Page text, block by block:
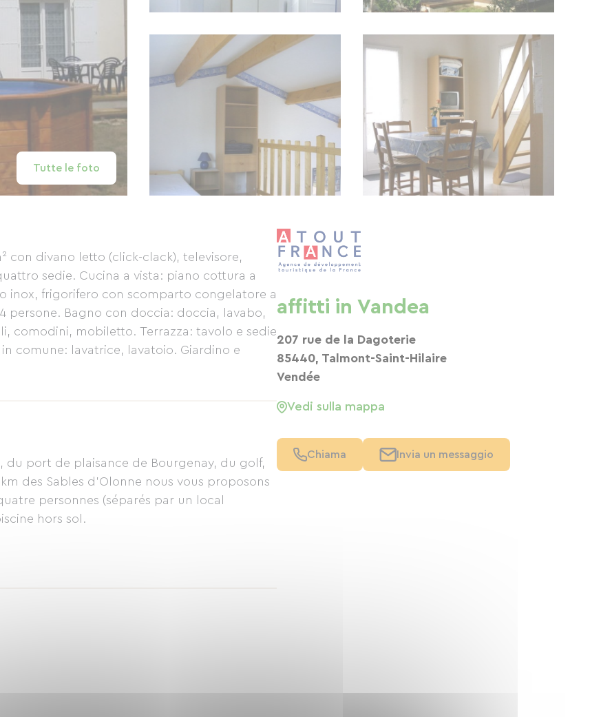
Tutte le foto
con divano letto (click-clack), televisore,
sedie. Cucina a vista: piano cottura a
inox, frigorifero con scomparto congelatore a
persone. Bagno con doccia: doccia, lavabo,
comodini, mobiletto. Terrazza: tavolo e sedie
comune: lavatrice, lavatoio. Giardino e
du port de plaisance de Bourgenay, du golf,
des Sables d'Olonne nous vous proposons
affitti in Vandea
207 rue de la Dagoterie
85440, Talmont-Saint-Hilaire
Vendée
Vedi sulla mappa
Chiama Invia un messaggio